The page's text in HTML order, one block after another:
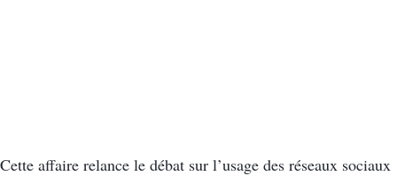
Cette affaire relance le débat sur l’usage des réseaux sociaux